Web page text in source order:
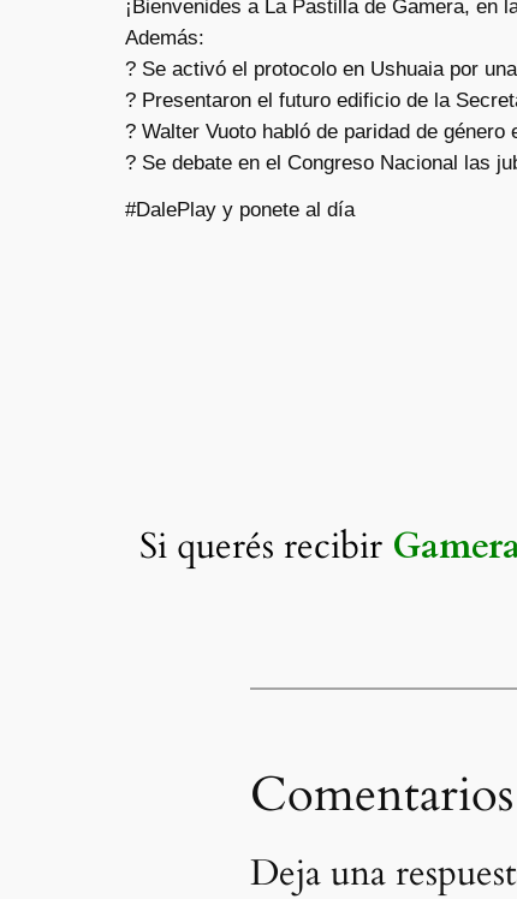
¡Bienvenides a La Pastilla de Gamera, en
Además:
? Se activó el protocolo en Ushuaia por
? Presentaron el futuro edificio de la
? Walter Vuoto habló de paridad de género
? Se debate en el Congreso Nacional las
#DalePlay y ponete al día
Si querés recibir
Comentarios
Deja una